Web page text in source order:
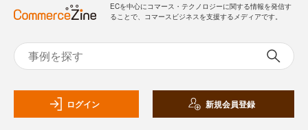
ECを中心にコマース・テクノロジーに関する情報を発信す
ることで、コマースビジネスを支援するメディアです。
ログイン 新規会員登録